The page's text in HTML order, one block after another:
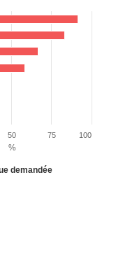
from 25 to
%
demandée
100
50 75